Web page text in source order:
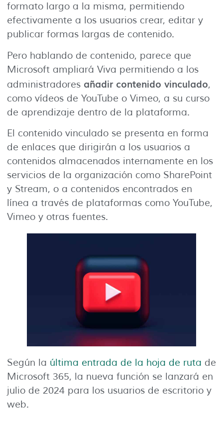
formato largo a la misma, permitiendo
efectivamente a los usuarios crear, editar y
publicar formas largas de contenido.
Pero hablando de contenido, parece que
Microsoft ampliará Viva permitiendo a los
administradores añadir contenido vinculado,
como vídeos de YouTube o Vimeo, a su curso
de aprendizaje dentro de la plataforma.
El contenido vinculado se presenta en forma
de enlaces que dirigirán a los usuarios a
contenidos almacenados internamente en los
servicios de la organización como SharePoint
y Stream, o a contenidos encontrados en
línea a través de plataformas como YouTube,
Vimeo y otras fuentes.
Según la última entrada de la hoja de ruta de
Microsoft 365, la nueva función se lanzará en
julio de 2024 para los usuarios de escritorio y
web.